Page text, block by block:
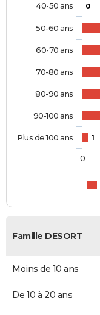
0
1
40-50 ans
50-60 ans
60-70 ans
70-80 ans
80-90 ans
90-100 ans
Plus de 100 ans
0
Famille DESORT
Moins de 10 ans
De 10 à 20 ans